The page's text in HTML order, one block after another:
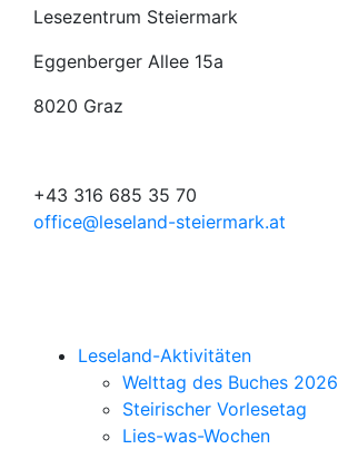
Lesezentrum Steiermark
Eggenberger Allee 15a
8020 Graz
+43 316 685 35 70
office@leseland-steiermark.at
Leseland-Aktivitäten
Welttag des Buches 2026
Steirischer Vorlesetag
Lies-was-Wochen